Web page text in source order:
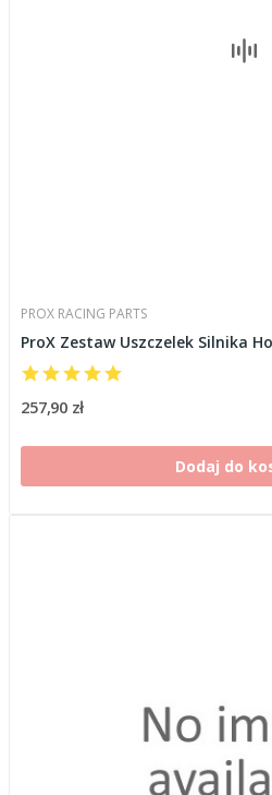
PROX RACING PARTS
ProX Zestaw Uszczelek Silnika
257,90 zł
Dodaj do